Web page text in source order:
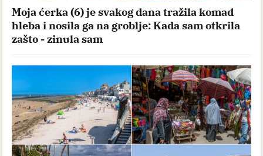
Moja ćerka (6) je svakog dana tražila komad
hleba i nosila ga na groblje: Kada sam otkrila
zašto - zinula sam